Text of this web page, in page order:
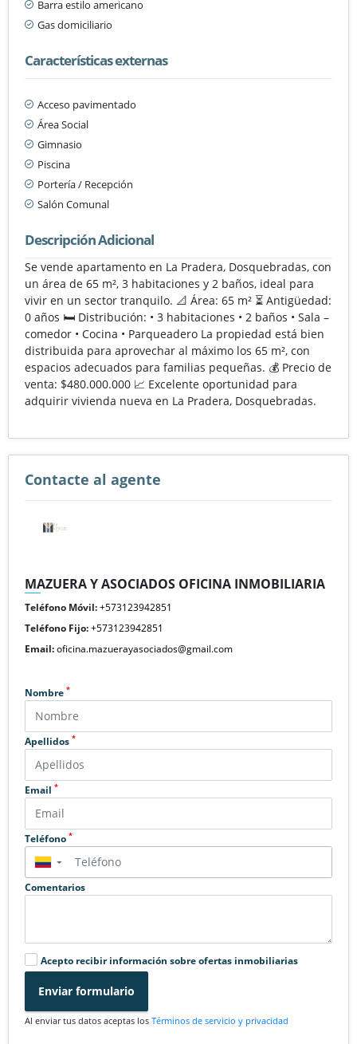
Barra estilo americano
Gas domiciliario
Características externas
Acceso pavimentado
Área Social
Gimnasio
Piscina
Portería / Recepción
Salón Comunal
Descripción Adicional
Se vende apartamento en La Pradera, Dosquebradas, con
un área de 65 m², 3 habitaciones y 2 baños, ideal para
vivir en un sector tranquilo. 📐 Área: 65 m² ⏳ Antigüedad:
0 años 🛏️ Distribución: • 3 habitaciones • 2 baños • Sala –
comedor • Cocina • Parqueadero La propiedad está bien
distribuida para aprovechar al máximo los 65 m², con
espacios adecuados para familias pequeñas. 💰 Precio de
venta: $480.000.000 📈 Excelente oportunidad para
adquirir vivienda nueva en La Pradera, Dosquebradas.
Contacte al agente
MAZUERA Y ASOCIADOS OFICINA INMOBILIARIA
Teléfono Móvil:+573123942851
Teléfono Fijo:+573123942851
Email:oficina.mazuerayasociados@gmail.com
Nombre *
Apellidos *
Email *
Teléfono *
▼
Comentarios
Acepto recibir información sobre ofertas inmobiliarias
Enviar formulario
Al enviar tus datos aceptas los Términos de servicio y privacidad